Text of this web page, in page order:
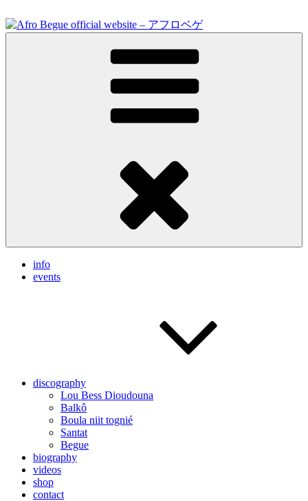
to
content
Afro Begue official website – アフロベゲ
info
events
discography
Lou Bess Dioudouna
Balkô
Boula niit tognié
Santat
Begue
biography
videos
shop
contact